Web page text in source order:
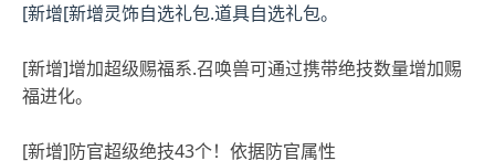
[新增[新增灵饰自选礼包.道具自选礼包。
[新增]增加超级赐福系.召唤兽可通过携带绝技数量增加赐
福进化。
[新增]防官超级绝技43个！依据防官属性